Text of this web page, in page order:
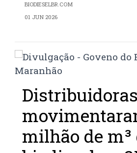
BIODIESELBR.COM
01 JUN 2026
Distribuidoras
milhão de m³